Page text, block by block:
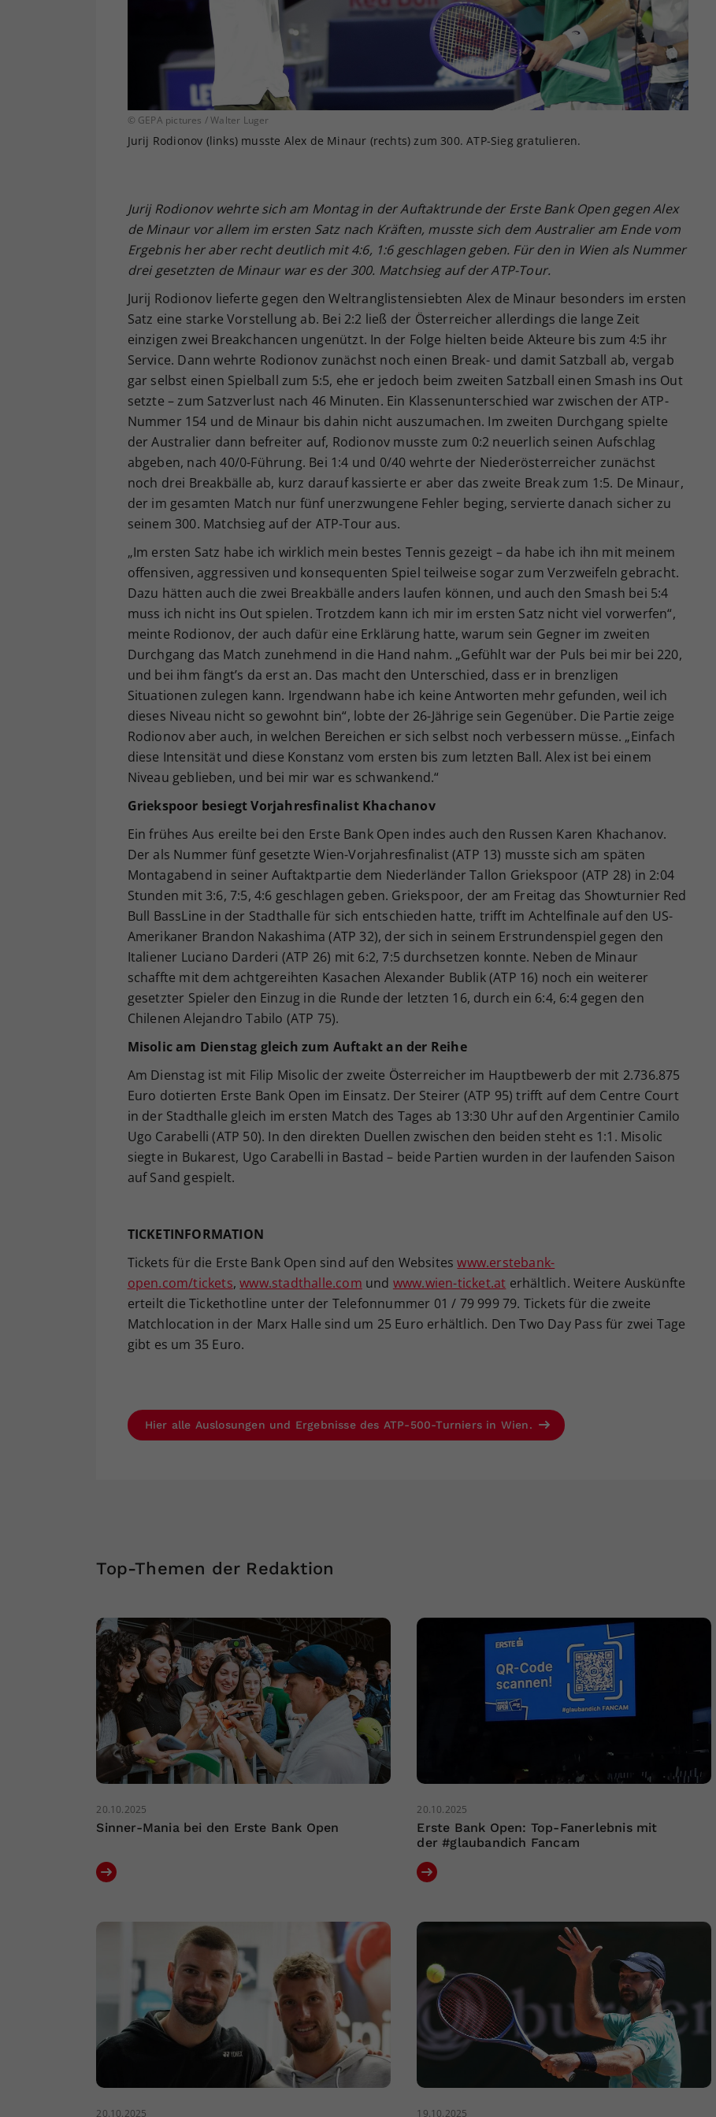
© GEPA pictures / Walter Luger
Jurij Rodionov (links) musste Alex de Minaur (rechts) zum 300. ATP-Sieg gratulieren.
Jurij Rodionov wehrte sich am Montag in der Auftaktrunde der Erste Bank Open gegen Alex
de Minaur vor allem im ersten Satz nach Kräften, musste sich dem Australier am Ende vom
Ergebnis her aber recht deutlich mit 4:6, 1:6 geschlagen geben. Für den in Wien als Nummer
drei gesetzten de Minaur war es der 300. Matchsieg auf der ATP-Tour.
Jurij Rodionov lieferte gegen den Weltranglistensiebten Alex de Minaur besonders im ersten
Satz eine starke Vorstellung ab. Bei 2:2 ließ der Österreicher allerdings die lange Zeit
einzigen zwei Breakchancen ungenützt. In der Folge hielten beide Akteure bis zum 4:5 ihr
Service. Dann wehrte Rodionov zunächst noch einen Break- und damit Satzball ab, vergab
gar selbst einen Spielball zum 5:5, ehe er jedoch beim zweiten Satzball einen Smash ins Out
setzte – zum Satzverlust nach 46 Minuten. Ein Klassenunterschied war zwischen der ATP-
Nummer 154 und de Minaur bis dahin nicht auszumachen. Im zweiten Durchgang spielte
der Australier dann befreiter auf, Rodionov musste zum 0:2 neuerlich seinen Aufschlag
abgeben, nach 40/0-Führung. Bei 1:4 und 0/40 wehrte der Niederösterreicher zunächst
noch drei Breakbälle ab, kurz darauf kassierte er aber das zweite Break zum 1:5. De Minaur,
der im gesamten Match nur fünf unerzwungene Fehler beging, servierte danach sicher zu
seinem 300. Matchsieg auf der ATP-Tour aus.
„Im ersten Satz habe ich wirklich mein bestes Tennis gezeigt – da habe ich ihn mit meinem
offensiven, aggressiven und konsequenten Spiel teilweise sogar zum Verzweifeln gebracht.
Dazu hätten auch die zwei Breakbälle anders laufen können, und auch den Smash bei 5:4
muss ich nicht ins Out spielen. Trotzdem kann ich mir im ersten Satz nicht viel vorwerfen“,
meinte Rodionov, der auch dafür eine Erklärung hatte, warum sein Gegner im zweiten
Durchgang das Match zunehmend in die Hand nahm. „Gefühlt war der Puls bei mir bei 220,
und bei ihm fängt’s da erst an. Das macht den Unterschied, dass er in brenzligen
Situationen zulegen kann. Irgendwann habe ich keine Antworten mehr gefunden, weil ich
dieses Niveau nicht so gewohnt bin“, lobte der 26-Jährige sein Gegenüber. Die Partie zeige
Rodionov aber auch, in welchen Bereichen er sich selbst noch verbessern müsse. „Einfach
diese Intensität und diese Konstanz vom ersten bis zum letzten Ball. Alex ist bei einem
Niveau geblieben, und bei mir war es schwankend.“
Griekspoor besiegt Vorjahresfinalist Khachanov
Ein frühes Aus ereilte bei den Erste Bank Open indes auch den Russen Karen Khachanov.
Der als Nummer fünf gesetzte Wien-Vorjahresfinalist (ATP 13) musste sich am späten
Montagabend in seiner Auftaktpartie dem Niederländer Tallon Griekspoor (ATP 28) in 2:04
Stunden mit 3:6, 7:5, 4:6 geschlagen geben. Griekspoor, der am Freitag das Showturnier Red
Bull BassLine in der Stadthalle für sich entschieden hatte, trifft im Achtelfinale auf den US-
Amerikaner Brandon Nakashima (ATP 32), der sich in seinem Erstrundenspiel gegen den
Italiener Luciano Darderi (ATP 26) mit 6:2, 7:5 durchsetzen konnte. Neben de Minaur
schaffte mit dem achtgereihten Kasachen Alexander Bublik (ATP 16) noch ein weiterer
gesetzter Spieler den Einzug in die Runde der letzten 16, durch ein 6:4, 6:4 gegen den
Chilenen Alejandro Tabilo (ATP 75).
Misolic am Dienstag gleich zum Auftakt an der Reihe
Am Dienstag ist mit Filip Misolic der zweite Österreicher im Hauptbewerb der mit 2.736.875
Euro dotierten Erste Bank Open im Einsatz. Der Steirer (ATP 95) trifft auf dem Centre Court
in der Stadthalle gleich im ersten Match des Tages ab 13:30 Uhr auf den Argentinier Camilo
Ugo Carabelli (ATP 50). In den direkten Duellen zwischen den beiden steht es 1:1. Misolic
siegte in Bukarest, Ugo Carabelli in Bastad – beide Partien wurden in der laufenden Saison
auf Sand gespielt.
TICKETINFORMATION
Tickets für die Erste Bank Open sind auf den Websiteswww.erstebank-
open.com/tickets,www.stadthalle.com und www.wien-ticket.at erhältlich. Weitere Auskünfte
erteilt die Tickethotline unter der Telefonnummer 01 / 79 999 79. Tickets für die zweite
Matchlocation in der Marx Halle sind um 25 Euro erhältlich. Den Two Day Pass für zwei Tage
gibt es um 35 Euro.
Hier alle Auslosungen und Ergebnisse des ATP-500-Turniers in Wien.
Top-Themen der Redaktion
20.10.2025
Sinner-Mania bei den Erste Bank Open
20.10.2025
Erste Bank Open: Top-Fanerlebnis mit
der #glaubandich Fancam
20.10.2025 19.10.2025
Ihrer vorgenommen Einstellungen, falls der
Webseiten-Betreiber dies eingestellt hat.